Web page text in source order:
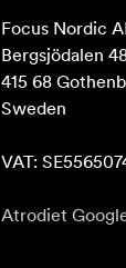
Focus Nordic
Bergsjödalen
415 68
Sweden
VAT:
Atrodiet